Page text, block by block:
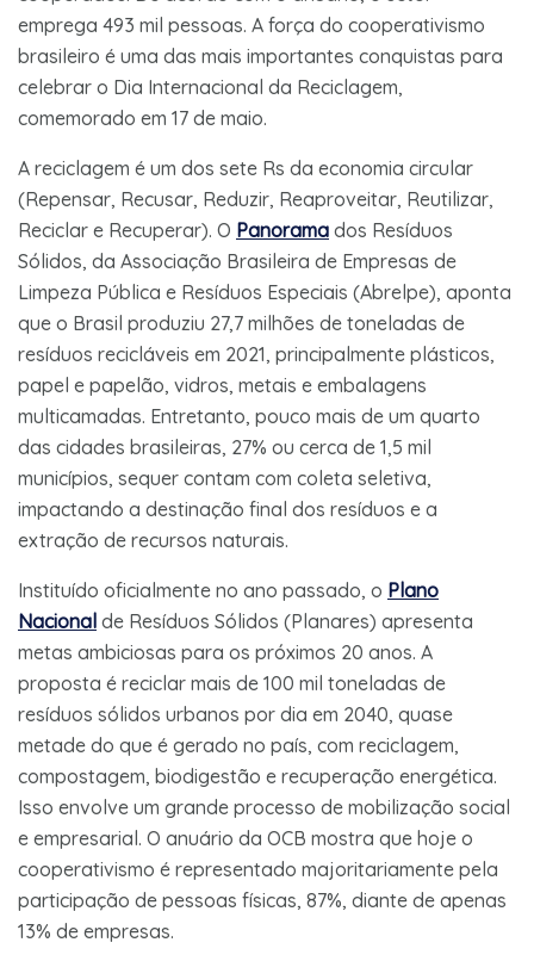
emprega 493 mil pessoas. A força do cooperativismo
brasileiro é uma das mais importantes conquistas para
celebrar o Dia Internacional da Reciclagem,
comemorado em 17 de maio.
A reciclagem é um dos sete Rs da economia circular
(Repensar, Recusar, Reduzir, Reaproveitar, Reutilizar,
Reciclar e Recuperar). O Panorama dos Resíduos
Sólidos, da Associação Brasileira de Empresas de
Limpeza Pública e Resíduos Especiais (Abrelpe), aponta
que o Brasil produziu 27,7 milhões de toneladas de
resíduos recicláveis em 2021, principalmente plásticos,
papel e papelão, vidros, metais e embalagens
multicamadas. Entretanto, pouco mais de um quarto
das cidades brasileiras, 27% ou cerca de 1,5 mil
municípios, sequer contam com coleta seletiva,
impactando a destinação final dos resíduos e a
extração de recursos naturais.
Instituído oficialmente no ano passado, o Plano
Nacional de Resíduos Sólidos (Planares) apresenta
metas ambiciosas para os próximos 20 anos. A
proposta é reciclar mais de 100 mil toneladas de
resíduos sólidos urbanos por dia em 2040, quase
metade do que é gerado no país, com reciclagem,
compostagem, biodigestão e recuperação energética.
Isso envolve um grande processo de mobilização social
e empresarial. O anuário da OCB mostra que hoje o
cooperativismo é representado majoritariamente pela
participação de pessoas físicas, 87%, diante de apenas
13% de empresas.